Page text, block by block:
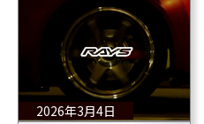
2026年3月4日